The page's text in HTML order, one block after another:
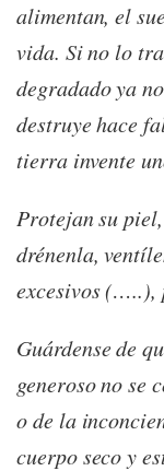
alimentan, el
vida. Si no lo
degradado ya
destruye hace
tierra invente
Protejan su
drénenla,
excesivos (…..),
Guárdense de
generoso no se
o de la
cuerpo seco y